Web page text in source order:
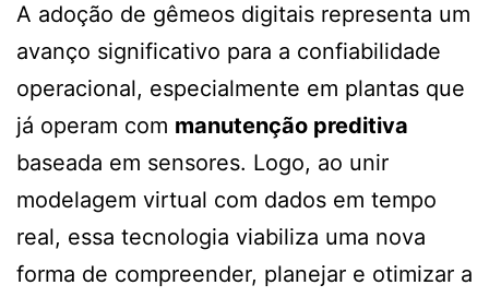
A adoção de gêmeos digitais representa um
avanço significativo para a confiabilidade
operacional, especialmente em plantas que
já operam com manutenção preditiva
baseada em sensores. Logo, ao unir
modelagem virtual com dados em tempo
real, essa tecnologia viabiliza uma nova
forma de compreender, planejar e otimizar a